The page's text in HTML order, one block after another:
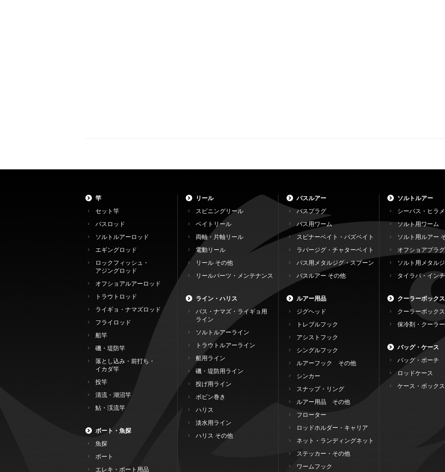
竿
セット竿
バスロッド
ソルトルアーロッド
エギングロッド
ロックフィッシュ・
アジングロッド
オフショアルアーロッド
トラウトロッド
ライギョ・ナマズロッド
フライロッド
船竿
磯・堤防竿
落とし込み・前打ち・
イカダ竿
投竿
清流・湖沼竿
鮎・渓流竿
ボート・魚探
魚探
ボート
エレキ・ボート用品
リール
スピニングリール
ベイトリール
両軸・片軸リール
電動リール
リール その他
リールパーツ・メンテナンス
ライン・ハリス
バス・ナマズ・ライギョ用
ライン
ソルトルアーライン
トラウトルアーライン
船用ライン
磯・堤防用ライン
投げ用ライン
ボビン巻き
ハリス
淡水用ライン
ハリス その他
バスルアー
バスプラグ
バス用ワーム
スピナーベイト・バズベイト
ラバージグ・チャターベイト
バス用メタルジグ・スプーン
バスルアー その他
ルアー用品
ジグヘッド
トレブルフック
アシストフック
シングルフック
ルアーフック その他
シンカー
スナップ・リング
ルアー用品 その他
フローター
ロッドホルダー・キャリア
ネット・ランディングネット
ステッカー・その他
ワームフック
ソルトルアー
シーバス・ヒラ
ソルト用ワーム
ソルト用ルアー
オフショアプラグ
ソルト用メタル
タイラバ・イン
クーラーボックス
クーラーボックス
保冷剤・クーラ
バッグ・ケース
バッグ・ポーチ
ロッドケース
ケース・ボックス